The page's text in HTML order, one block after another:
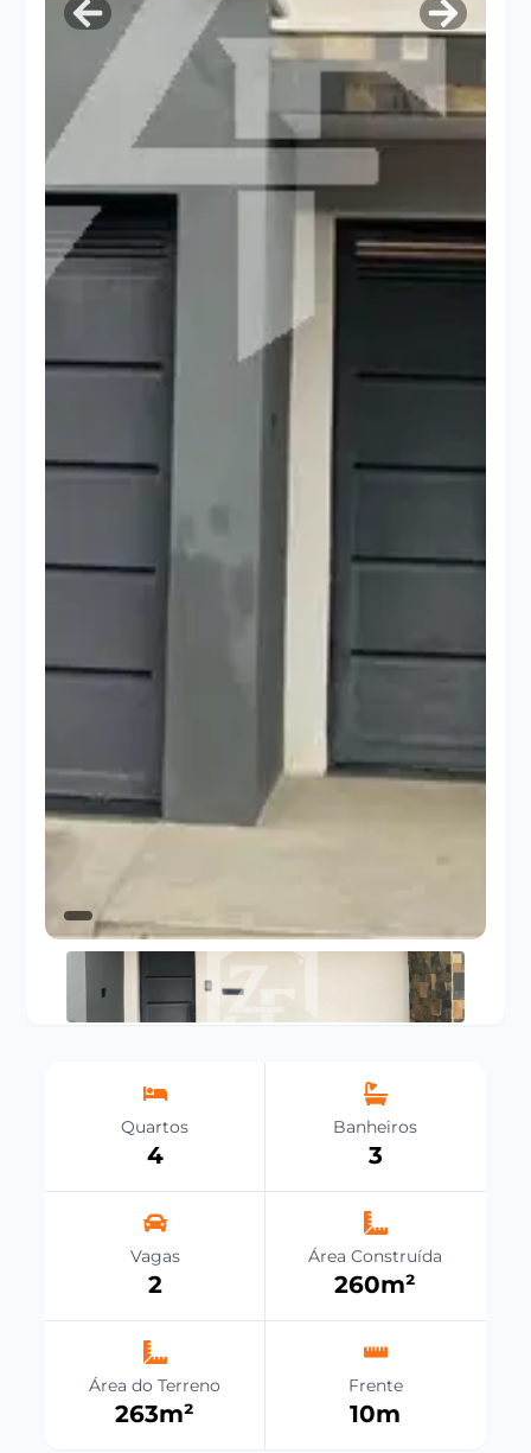
Quartos
4
Banheiros
3
Vagas
2
Área Construída
260m²
Área do Terreno
263m²
Frente
10m